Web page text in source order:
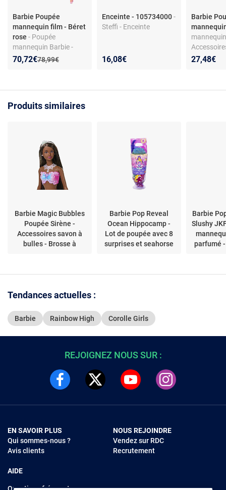
Barbie Poupée
mannequin film - Béret
rose - Poupée
mannequin Barbie -
plastique - inspirée du
Ancien prix :
78,99€
Nouveau prix :
70,72€
Réduction de :
Enceinte - 105734000-
Steffi - Enceinte
16,08€
Barbie
Modèles
27,48€
Produits similaires
Barbie Magic Bubbles
Poupée Sirène -
Accessoires savon à
bulles - Brosse à
Barbie Pop Reveal
Ocean Hippocamp -
Lot de poupée avec 8
surprises et seahorse
Barbie
Slushy
parfumé
Tendances actuelles :
Barbie Rainbow High Corolle Girls
REJOIGNEZ NOUS SUR :
EN SAVOIR PLUS
Qui sommes-nous ?
Avis clients
AIDE
NOUS REJOINDRE
Vendez sur RDC
Recrutement